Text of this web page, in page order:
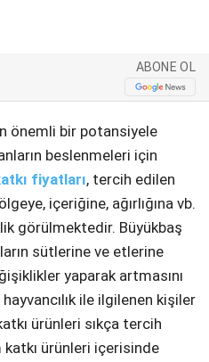
Telegram
ABONE OL
önemli bir potansiyele
beslenmeleri için
fiyatları, tercih edilen
içeriğine, ağırlığına vb.
görülmektedir. Büyükbaş
sütlerine ve etlerine
yaparak artmasını
ile ilgilenen kişiler
ürünleri sıkça tercih
katkı ürünleri içerisinde